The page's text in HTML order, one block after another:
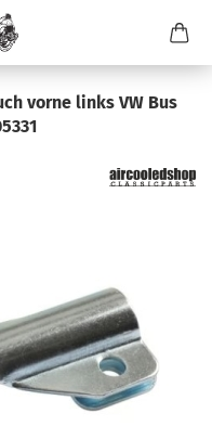
vorne links VW Bus